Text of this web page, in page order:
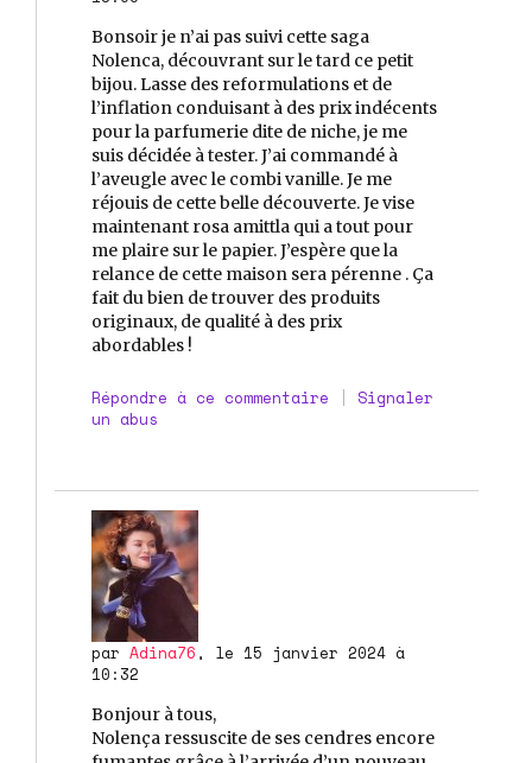
Bonsoir je n’ai pas suivi cette saga
Nolenca, découvrant sur le tard ce petit
bijou. Lasse des reformulations et de
l’inflation conduisant à des prix indécents
pour la parfumerie dite de niche, je me
suis décidée à tester. J’ai commandé à
l’aveugle avec le combi vanille. Je me
réjouis de cette belle découverte. Je vise
maintenant rosa amittla qui a tout pour
me plaire sur le papier. J’espère que la
relance de cette maison sera pérenne . Ça
fait du bien de trouver des produits
originaux, de qualité à des prix
abordables !
Répondre à ce commentaire | Signaler
un abus
par Adina76 , le 15 janvier 2024 à
10:32
Bonjour à tous,
Nolença ressuscite de ses cendres encore